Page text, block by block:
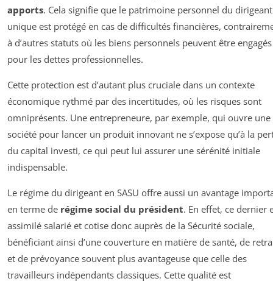
apports. Cela signifie que le patrimoine personnel du dirigeant
unique est protégé en cas de difficultés financières,
à d’autres statuts où les biens personnels peuvent être engagés
pour les dettes professionnelles.
Cette protection est d’autant plus cruciale dans un contexte
économique rythmé par des incertitudes, où les risques sont
omniprésents. Une entrepreneure, par exemple, qui ouvre une
société pour lancer un produit innovant ne s’expose qu’à la
du capital investi, ce qui peut lui assurer une sérénité initiale
indispensable.
Le régime du dirigeant en SASU offre aussi un avantage
en terme de régime social du président. En effet, ce dernier
assimilé salarié et cotise donc auprès de la Sécurité sociale,
bénéficiant ainsi d’une couverture en matière de santé, de
et de prévoyance souvent plus avantageuse que celle des
travailleurs indépendants classiques. Cette qualité est